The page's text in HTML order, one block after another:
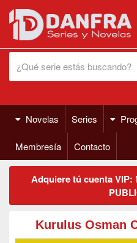
Novelas
Series
Membresía Contacto
Adquiere tú cuenta VIP:
Kurulus Osman